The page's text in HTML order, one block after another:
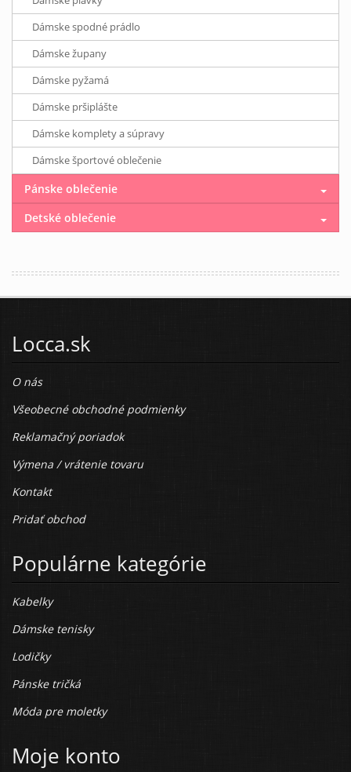
Dámske spodné prádlo
Dámske župany
Dámske pyžamá
Dámske pršiplášte
Dámske komplety a súpravy
Dámske športové oblečenie
Pánske oblečenie
Detské oblečenie
Locca.sk
O nás
Všeobecné obchodné podmienky
Reklamačný poriadok
Výmena / vrátenie tovaru
Kontakt
Pridať obchod
Populárne kategórie
Kabelky
Dámske tenisky
Lodičky
Pánske tričká
Móda pre moletky
Moje konto